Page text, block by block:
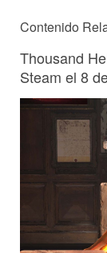
Contenido
Thousand
Steam el 8